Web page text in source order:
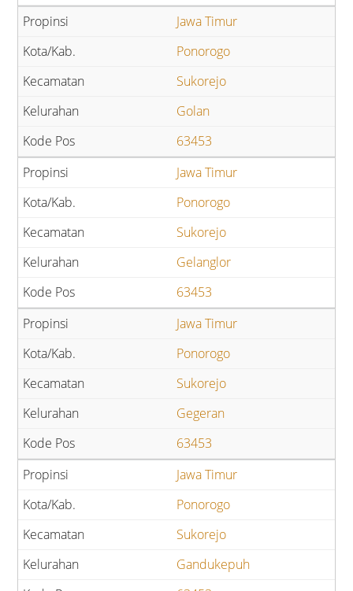
Jawa Timur
Ponorogo
Sukorejo
Golan
63453
Jawa Timur
Ponorogo
Sukorejo
Gelanglor
63453
Jawa Timur
Ponorogo
Sukorejo
Gegeran
63453
Jawa Timur
Ponorogo
Sukorejo
Gandukepuh